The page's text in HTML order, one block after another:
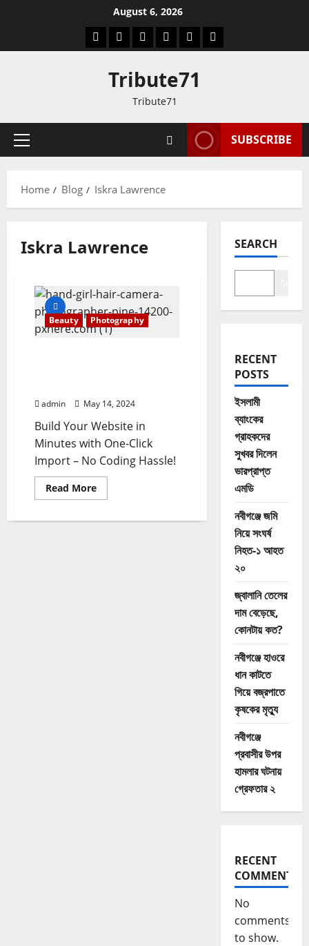
August 6, 2026
Facebook
TwitterLinkedIn
VK YouTubeInstagram
Tribute71
Tribute71
Primary
SUBSCRIBE
Home Blog Iskra Lawrence
Iskra Lawrence
Beauty Photography
admin May 14, 2024
Build Your Website in
Minutes with One-Click
Import – No Coding Hassle!
Read MoreRead
more
Collection
SEARCH
RECENT
POSTS
ইসলামী
ব্যাংকের
গ্রাহকদের
সুখবর দিলেন
ভারপ্রাপ্ত
এমডি
নবীগঞ্জে জমি
নিয়ে সংঘর্ষ
নিহত-১ আহত
২০
জ্বালানি তেলের
দাম বেড়েছে,
কোনটায় কত?
নবীগঞ্জে হাওরে
ধান কাটতে
গিয়ে বজ্রপাতে
কৃষকের মৃত্যু
নবীগঞ্জে
প্রবাসীর উপর
হামলার ঘটনায়
গ্রেফতার ২
RECENT
COMMENTS
No
comments
to show.